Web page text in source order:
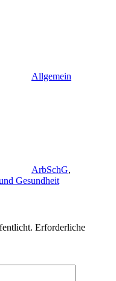
Allgemein
ArbSchG,
Gesundheit
Erforderliche